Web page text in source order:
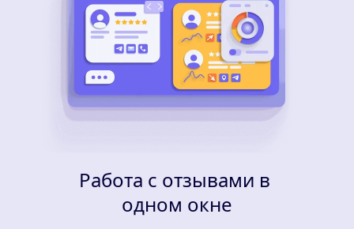
Работа с отзывами в
одном окне